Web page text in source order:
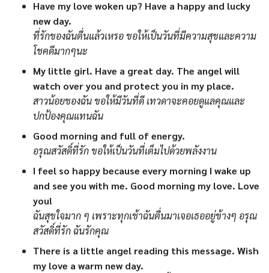
Have my love woken up? Have a happy and lucky
new day.
ที่รักของฉันตื่นแล้วเหรอ ขอให้เป็นวันที่มีความสุขและความ
โชคดีมากๆนะ
My little girl. Have a great day. The angel will
watch over you and protect you in my place.
สาวน้อยของฉัน ขอให้มีวันที่ดี เทวดาจะคอยดูแลคุณและ
ปกป้องคุณแทนฉัน
Good morning and full of energy.
อรุณสวัสดิ์ที่รัก ขอให้เป็นวันที่เต็มไปด้วยพลังงาน
I feel so happy because every morning I wake up
and see you with me. Good morning my love. Love
you!
ฉันสุขใจมาก ๆ เพราะทุกเช้าฉันตื่นมาเจอเธออยู่ข้างๆ อรุณ
สวัสดิ์ที่รัก ฉันรักคุณ
There is a little angel reading this message. Wish
my love a warm new day.